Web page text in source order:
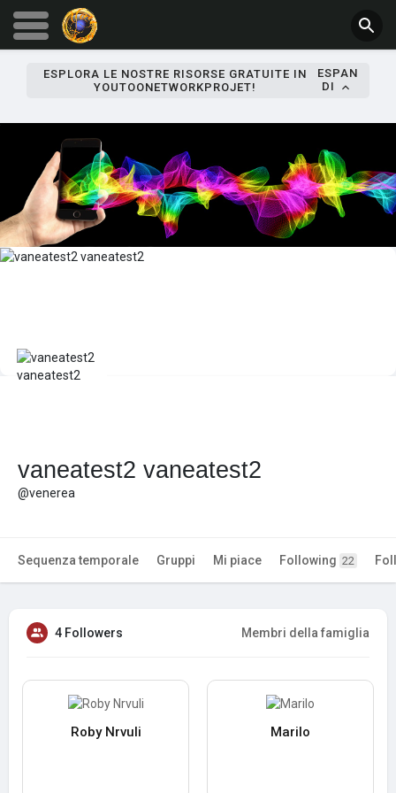
ESPLORA LE NOSTRE RISORSE GRATUITE IN
YOUTOONETWORKPROJET!
ESPAN
DI
vaneatest2 vaneatest2
@venerea
Sequenza temporale Gruppi Mi piace Following 22
4 Followers Membri della famiglia
Roby Nrvuli Marilo